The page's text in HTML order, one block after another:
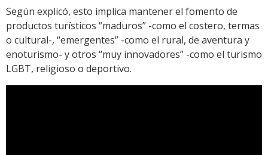
Según explicó, esto implica mantener el fomento de
productos turísticos “maduros” -como el costero, termas
o cultural-, “emergentes” -como el rural, de aventura y
enoturismo- y otros “muy innovadores” -como el turismo
LGBT, religioso o deportivo.